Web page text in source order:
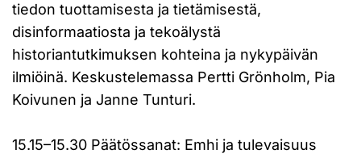
tiedon tuottamisesta ja tietämisestä,
disinformaatiosta ja tekoälystä
historiantutkimuksen kohteina ja nykypäivän
ilmiöinä. Keskustelemassa Pertti Grönholm, Pia
Koivunen ja Janne Tunturi.
15.15–15.30 Päätössanat: Emhi ja tulevaisuus